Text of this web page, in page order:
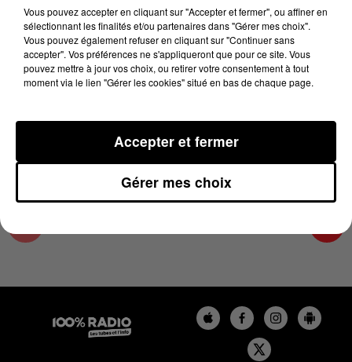
29 juin 2026 - 1 min 14 sec
L'AGENDA DE L'HÉRAULT DU 29/06/2026 À
11H39
L'AGENDA DE L'HERAULT
Vous pouvez accepter en cliquant sur "Accepter et fermer", ou affiner en
sélectionnant les finalités et/ou partenaires dans "Gérer mes choix".
Vous pouvez également refuser en cliquant sur "Continuer sans
accepter". Vos préférences ne s'appliqueront que pour ce site. Vous
pouvez mettre à jour vos choix, ou retirer votre consentement à tout
moment via le lien "Gérer les cookies" situé en bas de chaque page.
Gérer mes choix
Accepter et fermer